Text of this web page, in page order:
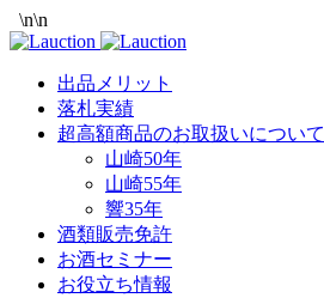
\n\n
出品メリット
落札実績
超高額商品のお取扱いについて
山崎50年
山崎55年
響35年
酒類販売免許
お酒セミナー
お役立ち情報